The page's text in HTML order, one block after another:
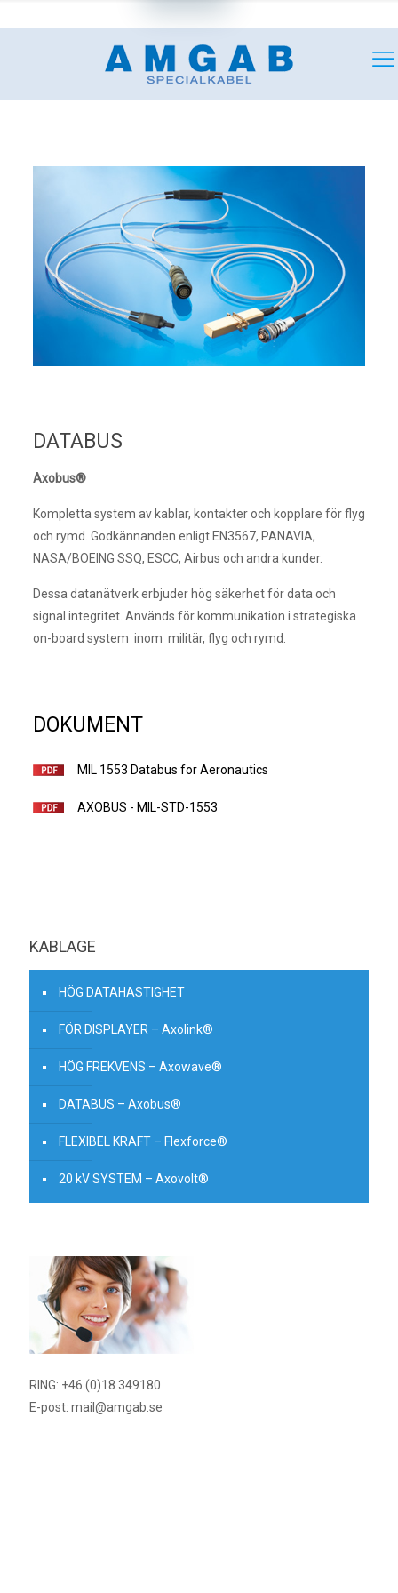
DATABUS
Axobus®
Kompletta system av kablar, kontakter och kopplare för flyg
och rymd. Godkännanden enligt EN3567, PANAVIA,
NASA/BOEING SSQ, ESCC, Airbus och andra kunder.
Dessa datanätverk erbjuder hög säkerhet för data och
signal integritet. Används för kommunikation i strategiska
on-board system inom militär, flyg och rymd.
DOKUMENT
MIL 1553 Databus for Aeronautics
AXOBUS - MIL-STD-1553
KABLAGE
HÖG DATAHASTIGHET
FÖR DISPLAYER – Axolink®
HÖG FREKVENS – Axowave®
DATABUS – Axobus®
FLEXIBEL KRAFT – Flexforce®
20 kV SYSTEM – Axovolt®
RING: +46 (0)18 349180
E-post: mail@amgab.se